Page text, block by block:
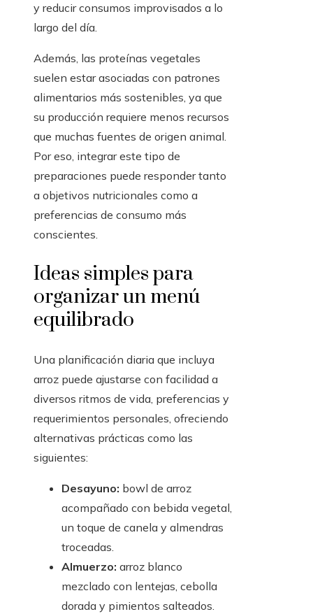
y reducir consumos improvisados a lo
largo del día.
Además, las proteínas vegetales
suelen estar asociadas con patrones
alimentarios más sostenibles, ya que
su producción requiere menos recursos
que muchas fuentes de origen animal.
Por eso, integrar este tipo de
preparaciones puede responder tanto
a objetivos nutricionales como a
preferencias de consumo más
conscientes.
Ideas simples para
organizar un menú
equilibrado
Una planificación diaria que incluya
arroz puede ajustarse con facilidad a
diversos ritmos de vida, preferencias y
requerimientos personales, ofreciendo
alternativas prácticas como las
siguientes:
Desayuno: bowl de arroz
acompañado con bebida vegetal,
un toque de canela y almendras
troceadas.
Almuerzo: arroz blanco
mezclado con lentejas, cebolla
dorada y pimientos salteados.